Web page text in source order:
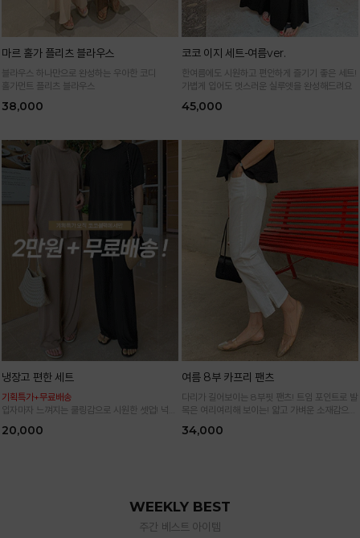
마르 홀가 플리츠 블라우스
블라우스 하나만으로 완성하는 우아한 코디
홀가먼트 플리츠 블라우스
38,000
코코 이지 세트-여름ver.
한여름에도 시원하고 편안하게 즐기기 좋은 세트!
가볍게 입어도 멋스러운 실루엣을 완성해드려요
45,000
냉장고 편한 세트
기획특가+무료배송
입자마자 느껴지는 쿨링감으로 시원한 셋업! 넉넉
20,000
여름 8부 카프리 팬츠
다리가 길어보이는 8부핏 팬츠! 트임 포인트로 발
목은 여리여리해 보이는! 얇고 가벼운 소재감으로
*블랙·주문폭주로 인한 입고지연·순차발송 진행중
34,000
WEEKLY BEST
주간 베스트 아이템